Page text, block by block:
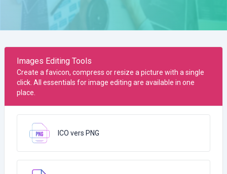
Images Editing Tools
Create a favicon, compress or resize a picture with a single
click. All essentials for image editing are available in one
place.
ICO vers PNG